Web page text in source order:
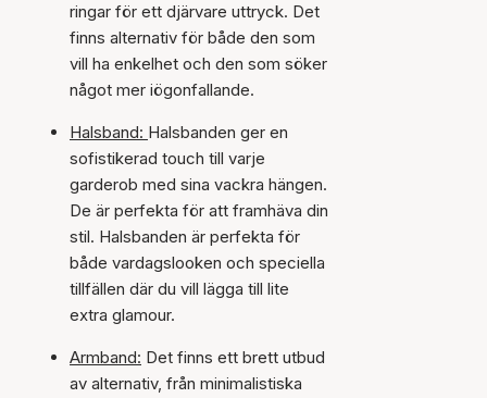
ringar för ett djärvare uttryck. Det
finns alternativ för både den som
vill ha enkelhet och den som söker
något mer iögonfallande.
Halsband: Halsbanden ger en
sofistikerad touch till varje
garderob med sina vackra hängen.
De är perfekta för att framhäva din
stil. Halsbanden är perfekta för
både vardagslooken och speciella
tillfällen där du vill lägga till lite
extra glamour.
Armband: Det finns ett brett utbud
av alternativ, från minimalistiska